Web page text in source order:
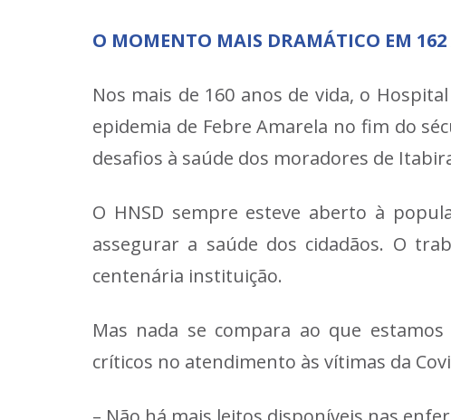
O MOMENTO MAIS DRAMÁTICO EM
Nos mais de 160 anos de vida, o
epidemia de Febre Amarela no fim do
desafios à saúde dos moradores de
O HNSD sempre esteve aberto à
assegurar a saúde dos cidadãos. O
centenária instituição.
Mas nada se compara ao que
críticos no atendimento às vítimas da